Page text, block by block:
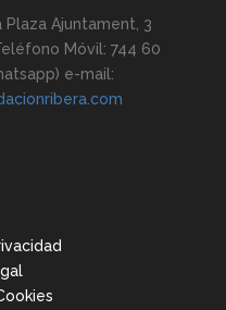
Plaza Ajuntament, 3
Móvil: 744 60
e-mail: